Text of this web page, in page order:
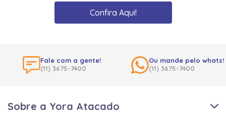
Confira Aqui!
Fale com a gente!
(11) 3675-7400
Ou mande pelo whats!
(11) 3675-7400
Sobre a Yora Atacado